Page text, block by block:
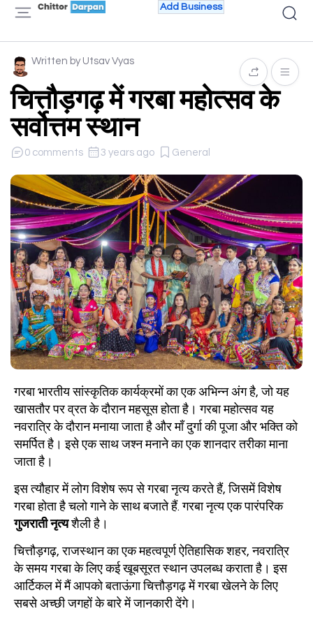
Add Business
Written by Utsav Vyas
चित्तौड़गढ़ में गरबा महोत्सव के
सर्वोत्तम स्थान
0 comments 3 years ago General
गरबा भारतीय सांस्कृतिक कार्यक्रमों का एक अभिन्न अंग है, जो यह
खासतौर पर व्रत के दौरान महसूस होता है। गरबा महोत्सव यह
नवरात्रि के दौरान मनाया जाता है और माँ दुर्गा की पूजा और भक्ति को
समर्पित है। इसे एक साथ जश्न मनाने का एक शानदार तरीका माना
जाता है।
इस त्यौहार में लोग विशेष रूप से गरबा नृत्य करते हैं, जिसमें विशेष
गरबा होता है चलो गाने के साथ बजाते हैं. गरबा नृत्य एक पारंपरिक
गुजराती नृत्यशैली है।
चित्तौड़गढ़, राजस्थान का एक महत्वपूर्ण ऐतिहासिक शहर, नवरात्रि
के समय गरबा के लिए कई खूबसूरत स्थान उपलब्ध कराता है। इस
आर्टिकल में मैं आपको बताऊंगा चित्तौड़गढ़ में गरबा खेलने के लिए
सबसे अच्छी जगहों के बारे में जानकारी देंगे।